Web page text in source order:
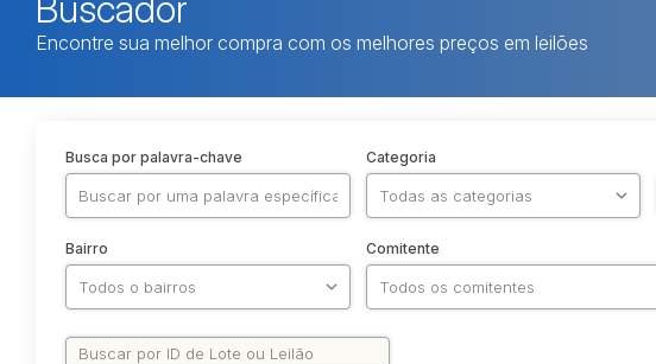
Encontre sua melhor compra com os melhores preços em leilões
Busca por palavra-chave Categoria
Bairro Comitente